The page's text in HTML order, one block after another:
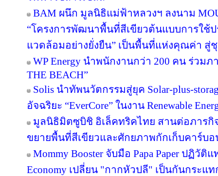
BAM ผนึก มูลนิธิแม่ฟ้าหลวงฯ ลงนาม
“โครงการพัฒนาพื้นที่สีเขียวต้นแบบการใช้
แวดล้อมอย่างยั่งยืน” เป็นพื้นที่แห่งคุณค่า สู่
WP Energy นำพนักงานกว่า 200 คน ร่วมภ
THE BEACH”
Solis นำทัพนวัตกรรมสู่ยุค Solar-plus-
อัจฉริยะ “EverCore” ในงาน Renewable
มูลนิธิมิตซูบิชิ อิเล็คทริคไทย สานต่อภาร
ขยายพื้นที่สีเขียวและศักยภาพกักเก็บคาร์บอ
Mommy Booster จับมือ Papa Paper ปฏิวัติ
Economy เปลี่ยน "กากหัวปลี" เป็นกันกระแ